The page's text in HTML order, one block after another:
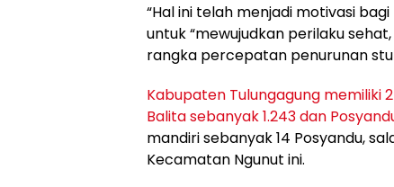
“Hal ini telah menjadi motivasi
untuk “mewujudkan perilaku
rangka percepatan penurunan
Kabupaten Tulungagung memiliki
Balita sebanyak 1.243 dan
mandiri sebanyak 14 Posyandu,
Kecamatan Ngunut ini.